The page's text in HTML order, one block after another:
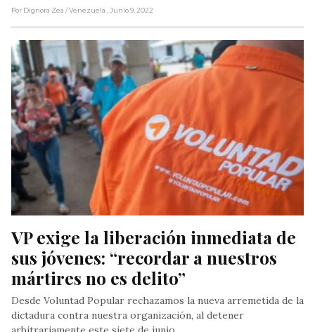
Por Dignora Zea / Venezuela , Junio 9, 2022
VP exige la liberación inmediata de
sus jóvenes: “recordar a nuestros
mártires no es delito”
Desde Voluntad Popular rechazamos la nueva arremetida de la
dictadura contra nuestra organización, al detener